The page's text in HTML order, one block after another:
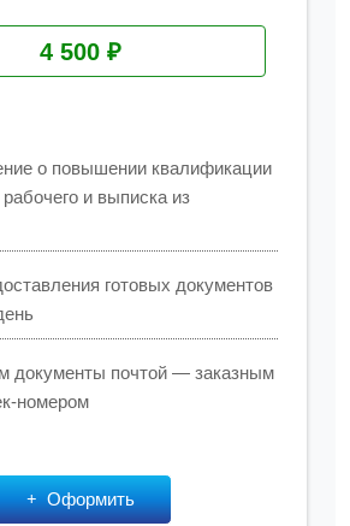
4 500 ₽
о повышении квалификации
и выписка из
готовых документов
документы почтой — заказным
номером
Оформить